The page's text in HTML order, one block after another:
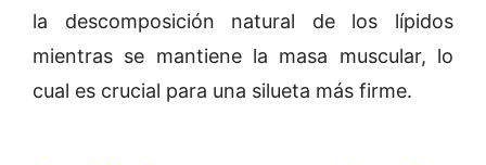
la descomposición natural de los lípidos
mientras se mantiene la masa muscular, lo
cual es crucial para una silueta más firme.